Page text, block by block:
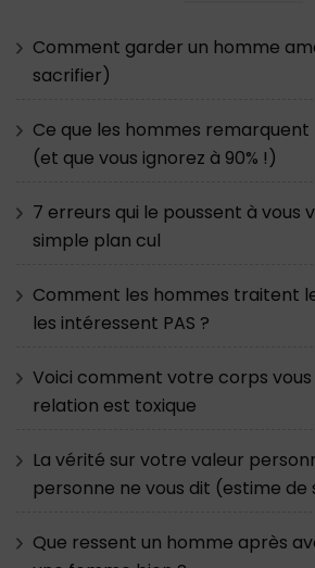
Comment garder un homme
sacrifier)
Ce que les hommes
(et que vous ignorez à 90% !)
7 erreurs qui le poussent à vous
simple plan cul
Comment les hommes traitent
les intéressent PAS ?
Voici comment votre corps vous
relation est toxique
La vérité sur votre valeur
personne ne vous dit (estime de
Que ressent un homme après